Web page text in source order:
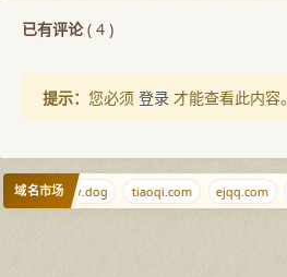
已有评论( 4 )
提示： 您必须 登录 才能查看此内容。
域名市场 v.dog tiaoqi.com ejqq.com